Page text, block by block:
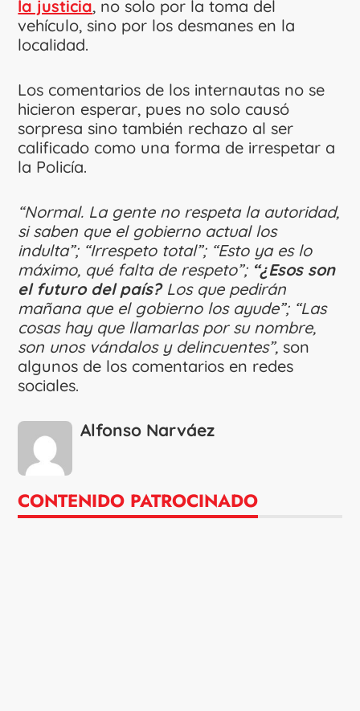
la justicia, no solo por la toma del
vehículo, sino por los desmanes en la
localidad.
Los comentarios de los internautas no se
hicieron esperar, pues no solo causó
sorpresa sino también rechazo al ser
calificado como una forma de irrespetar a
la Policía.
“Normal. La gente no respeta la autoridad,
si saben que el gobierno actual los
indulta”; “Irrespeto total”; “Esto ya es lo
máximo, qué falta de respeto”; “¿Esos son
el futuro del país?Los que pedirán
mañana que el gobierno los ayude”; “Las
cosas hay que llamarlas por su nombre,
son unos vándalos y delincuentes”, son
algunos de los comentarios en redes
sociales.
Alfonso Narváez
CONTENIDO PATROCINADO